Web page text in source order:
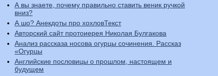
А вы знаете, почему правильно ставить веник ручкой
вниз?
А шо? Анекдоты про хохловТекст
Авторский сайт протоиерея Николая Булгакова
Анализ рассказа носова огурцы сочинения. Рассказ
«Огурцы
Английские пословицы о прошлом, настоящем и
будущем